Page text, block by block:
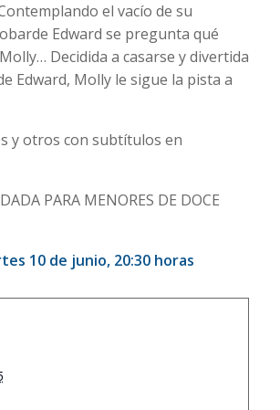
el vacío de su
Edward se pregunta qué
Decidida a casarse y divertida
Edward, Molly le sigue la pista a
y otros con subtítulos en
PARA MENORES DE DOCE
10 de junio, 20:30 horas